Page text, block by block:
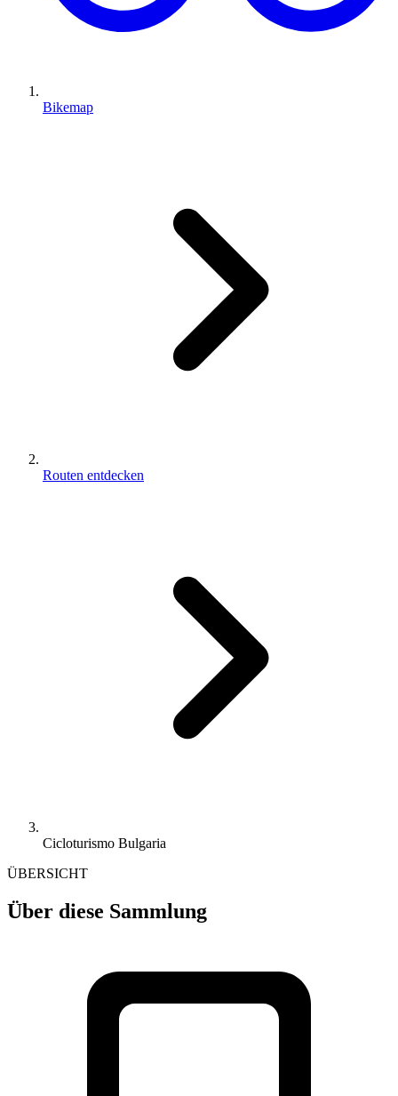
Bikemap
Routen entdecken
Cicloturismo Bulgaria
ÜBERSICHT
Über diese Sammlung